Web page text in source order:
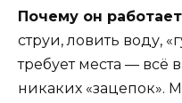
Почему он
струи, ловить воду,
требует места — всё
никаких «зацепок».